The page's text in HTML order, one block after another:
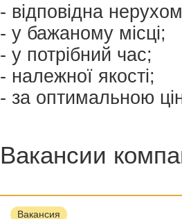
- відповідна
- у бажаному місці;
- у потрібний час;
- належної якості;
- за оптимальною
Вакансии
Вакансия